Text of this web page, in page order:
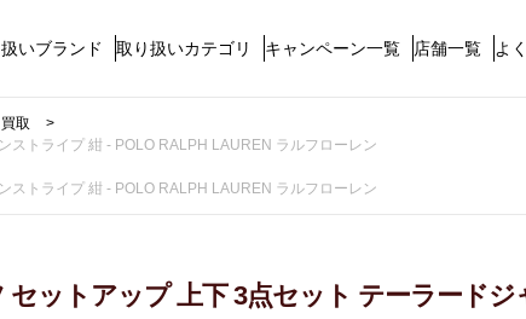
いブランド 取り扱いカテゴリ キャンペーン一覧 店舗一覧
よ
取
ストライプ 紺 - POLO RALPH LAUREN ラルフローレン
ストライプ 紺 - POLO RALPH LAUREN ラルフローレン
セットアップ 上下 3点セット テーラード